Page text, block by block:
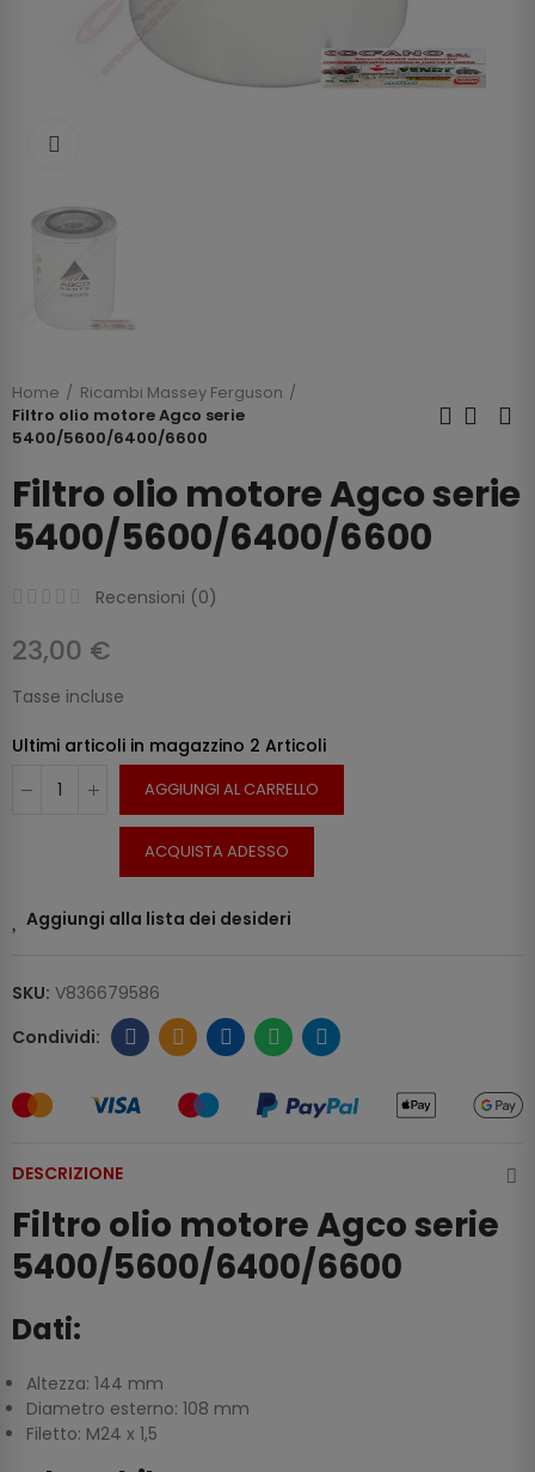
Home
Ricambi Massey Ferguson
Filtro olio motore Agco serie
5400/5600/6400/6600
Filtro olio motore Agco serie
5400/5600/6400/6600
Recensioni (0)
23,00 €
Tasse incluse
Ultimi articoli in magazzino 2 Articoli
AGGIUNGI AL CARRELLO
ACQUISTA ADESSO
Aggiungi alla lista dei desideri
SKU: V836679586
DESCRIZIONE
Filtro olio motore Agco serie
5400/5600/6400/6600
Dati:
Altezza: 144 mm
Diametro esterno: 108 mm
Filetto: M24 x 1,5